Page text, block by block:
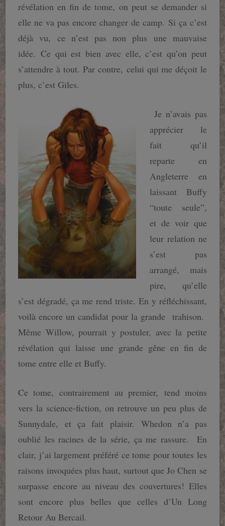
révélation en fin de tome, on peut se demander si
elle ne va pas encore changer de camp. Si ça c’est
déjà vu, ce n’est pas non plus une mauvaise
idée. Ce qui est bien avec elle, c’est qu’on peut
s’attendre à tout. Par contre, celui qui me déçoit le
plus, c’est Giles.
Je n’avais pas
apprécier le
fait qu’il
reparte en
Angleterre en
laissant Buffy
“toute seule”,
et de voir que
leur relation ne
s’est pas
arrangé, mais
pire, qu’elle
s’est dégradé, ça me rend triste. En y réfléchissant,
voilà encore un candidat pour la grande trahison.
Même Willow, pourrait y postuler, avec la petite
révélation qui laisse une grande gêne en fin de
tome entre elle et Buffy.
Ce tome, contrairement au premier, tend moins
vers la science-fiction, on retrouve un peu plus de
Sunnydale, et ça fait plaisir. Whedon n’a pas
oublié les racines de la série, ça me rassure. En
clair, j’ai largement préféré ce tome pour toutes les
raisons invoquées plus haut, surtout que Jo Chen se
surpasse encore au niveau des couvertures! Elles
sont encore plus belles que celles d’Un Long
Retour Au Bercail.